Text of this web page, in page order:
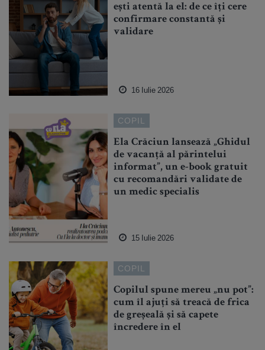
ești atentă la el: de ce îți cere
confirmare constantă și
validare
16 Iulie 2026
COPIL
Ela Crăciun lansează „Ghidul
de vacanță al părintelui
informat”, un e-book gratuit
cu recomandări validate de
un medic specialis
15 Iulie 2026
COPIL
Copilul spune mereu „nu pot”:
cum îl ajuți să treacă de frica
de greșeală și să capete
încredere în el